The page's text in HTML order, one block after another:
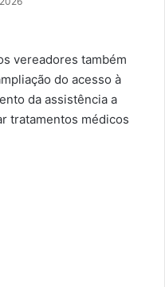
vereadores também
do acesso à
da assistência a
tratamentos médicos